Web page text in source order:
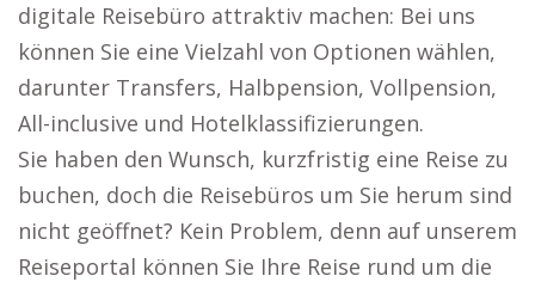
digitale Reisebüro attraktiv machen: Bei uns
können Sie eine Vielzahl von Optionen wählen,
darunter Transfers, Halbpension, Vollpension,
All-inclusive und Hotelklassifizierungen.
Sie haben den Wunsch, kurzfristig eine Reise zu
buchen, doch die Reisebüros um Sie herum sind
nicht geöffnet? Kein Problem, denn auf unserem
Reiseportal können Sie Ihre Reise rund um die